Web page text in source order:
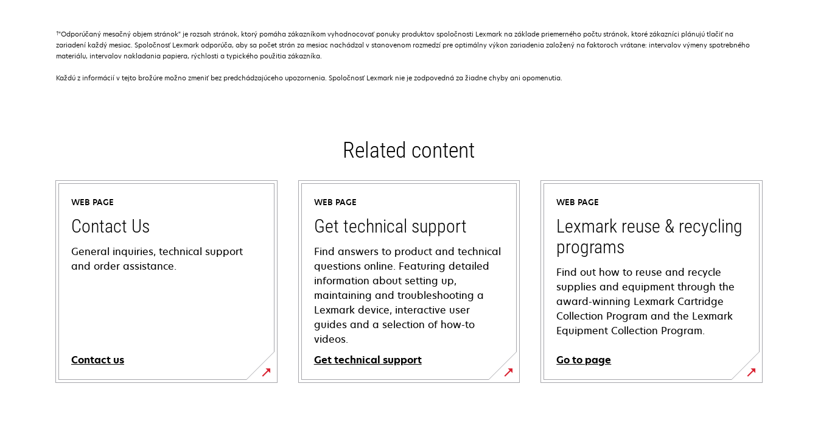
†"Odporúčaný mesačný objem stránok" je rozsah stránok, ktorý pomáha zákazníkom vyhodnocovať ponuky produktov spoločnosti Lexmark na základe priemerného počtu stránok, ktoré zákazníci plánujú tlačiť na
zariadení každý mesiac. Spoločnosť Lexmark odporúča, aby sa počet strán za mesiac nachádzal v stanovenom rozmedzí pre optimálny výkon zariadenia založený na faktoroch vrátane: intervalov výmeny spotrebného
materiálu, intervalov nakladania papiera, rýchlosti a typického použitia zákazníka.
Každú z informácií v tejto brožúre možno zmeniť bez predchádzajúceho upozornenia. Spoločnosť Lexmark nie je zodpovedná za žiadne chyby ani opomenutia.
Related content
WEB PAGE
Contact Us
General inquiries, technical support
and order assistance.
Contact us
WEB PAGE
Get technical support
Find answers to product and technical
questions online. Featuring detailed
information about setting up,
maintaining and troubleshooting a
Lexmark device, interactive user
guides and a selection of how-to
videos.
Get technical support
opens
WEB PAGE
Lexmark reuse & recycling
programs
Find out how to reuse and recycle
supplies and equipment through the
award-winning Lexmark Cartridge
Collection Program and the Lexmark
Equipment Collection Program.
Go to page